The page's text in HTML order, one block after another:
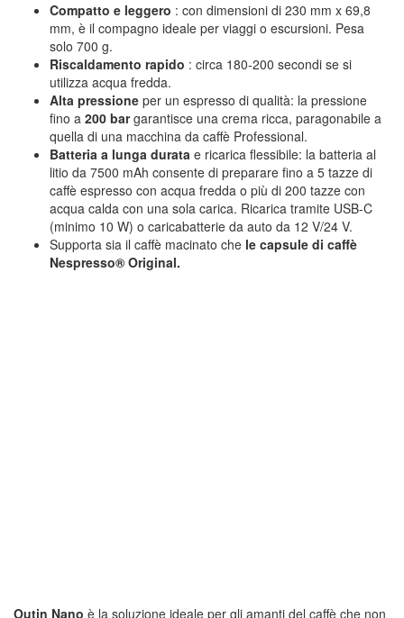
Compatto e leggero : con dimensioni di 230 mm x 69,8
mm, è il compagno ideale per viaggi o escursioni. Pesa
solo 700 g.
Riscaldamento rapido : circa 180-200 secondi se si
utilizza acqua fredda.
Alta pressione per un espresso di qualità: la pressione
fino a 200 bargarantisce una crema ricca, paragonabile a
quella di una macchina da caffè Professional.
Batteria a lunga durata e ricarica flessibile: la batteria al
litio da 7500 mAh consente di preparare fino a 5 tazze di
caffè espresso con acqua fredda o più di 200 tazze con
acqua calda con una sola carica. Ricarica tramite USB-C
(minimo 10 W) o caricabatterie da auto da 12 V/24 V.
Supporta sia il caffè macinato che le capsule di caffè
Nespresso® Original.
Outin Nano è la soluzione ideale per gli amanti del caffè che non